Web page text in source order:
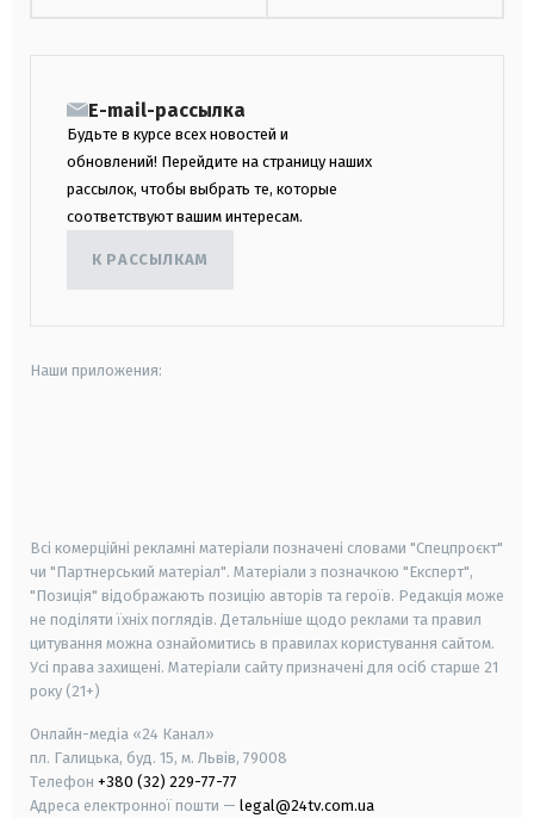
E-mail-рассылка
Будьте в курсе всех новостей и
обновлений! Перейдите на страницу наших
рассылок, чтобы выбрать те, которые
соответствуют вашим интересам.
К РАССЫЛКАМ
Наши приложения:
Всі комерційні рекламні матеріали позначені словами "Спецпроєкт"
чи "Партнерський матеріал". Матеріали з позначкою "Експерт",
"Позиція" відображають позицію авторів та героїв. Редакція може
не поділяти їхніх поглядів. Детальніше щодо реклами та правил
цитування можна ознайомитись в правилах користування сайтом.
Усі права захищені. Матеріали сайту призначені для осіб старше 21
року (21+)
Онлайн-медіа «24 Канал»
пл. Галицька, буд. 15, м. Львів, 79008
Телефон +380 (32) 229-77-77
Адреса електронної пошти — legal@24tv.com.ua